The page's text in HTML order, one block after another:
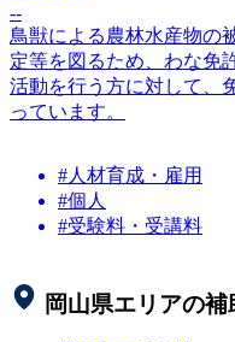
--
鳥獣による農林水産物の
定等を図るため、わな免
活動を行う方に対して、
っています。
#人材育成・雇用
#個人
#受験料・受講料
岡山県エリアの